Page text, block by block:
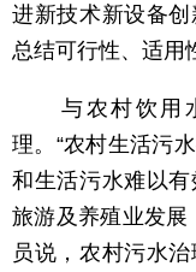
进新技术新设备
总结可行性、适用
与农村饮用水
理。“农村生活污
和生活污水难以
旅游及养殖业发展
员说，农村污水